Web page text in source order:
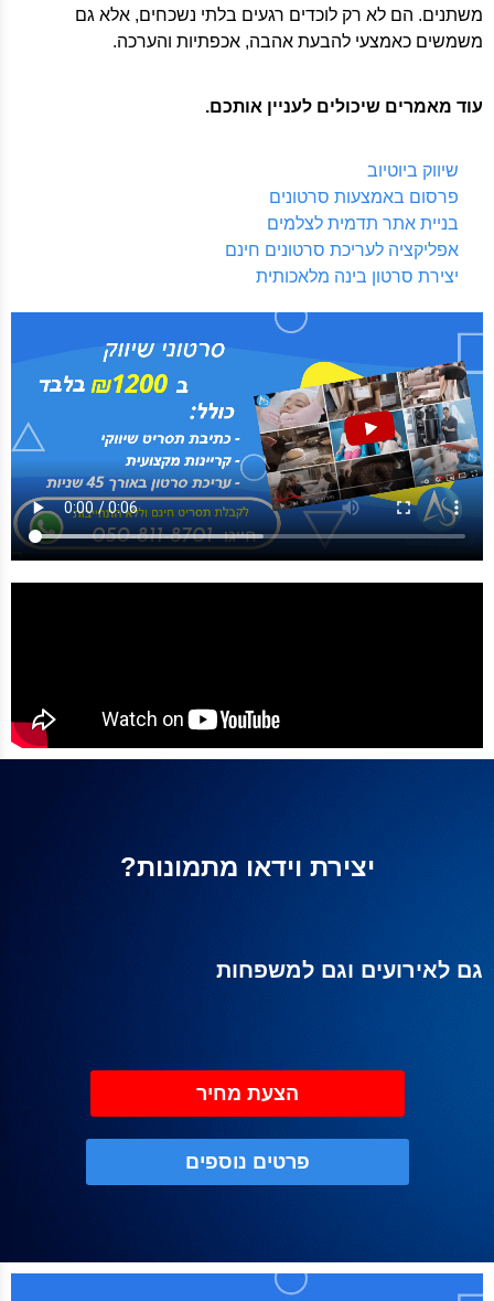
משתנים. הם לא רק לוכדים רגעים בלתי נשכחים, אלא גם
משמשים כאמצעי להבעת אהבה, אכפתיות והערכה.
עוד מאמרים שיכולים לעניין אותכם.
שיווק ביוטיוב
פרסום באמצעות סרטונים
בניית אתר תדמית לצלמים
אפליקציה לעריכת סרטונים חינם
יצירת סרטון בינה מלאכותית
יצירת וידאו מתמונות?
גם לאירועים וגם למשפחות
הצעת מחיר
פרטים נוספים